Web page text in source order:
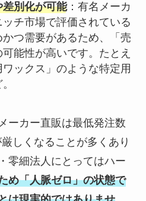
別化が可能：有名メーカ
チ市場で評価されている
つ需要があるため、「売
能性が高いです。たとえ
ックス」のような特定用
ーカー直販は最低発注数
しくなることが多くあり
零細法人にとってはハー
め「人脈ゼロ」の状態で